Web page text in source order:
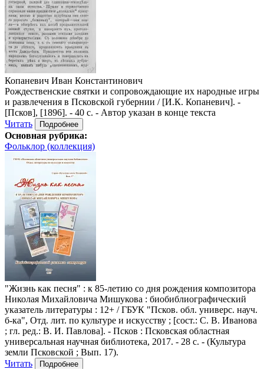
Копаневич Иван Константинович
Рождественские святки и сопровождающие их народные игры
и развлечения в Псковской губернии / [И.К. Копаневич]. -
[Псков], [1896]. - 40 с. - Автор указан в конце текста
Читать
Подробнее
Основная рубрика:
Фольклор (коллекция)
"Жизнь как песня" : к 85-летию со дня рождения композитора
Николая Михайловича Мишукова : биобиблиографический
указатель литературы : 12+ / ГБУК "Псков. обл. универс. науч.
б-ка", Отд. лит. по культуре и искусству ; [сост.: С. В. Иванова
; гл. ред.: В. И. Павлова]. - Псков : Псковская областная
универсальная научная библиотека, 2017. - 28 с. - (Культура
земли Псковской ; Вып. 17).
Читать
Подробнее